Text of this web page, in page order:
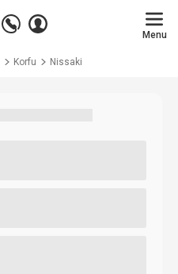
Zadzwoń
+48 71 771 76 55
Zaloguj
Menu
Korfu Nissaki